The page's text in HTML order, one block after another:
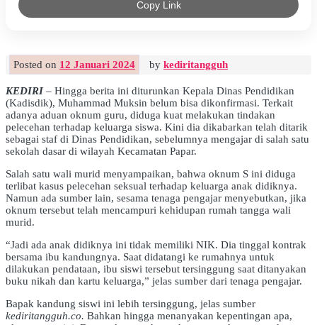
Copy Link
Posted on 12 Januari 2024 by kediritangguh
KEDIRI– Hingga berita ini diturunkan Kepala Dinas Pendidikan
(Kadisdik), Muhammad Muksin belum bisa dikonfirmasi. Terkait
adanya aduan oknum guru, diduga kuat melakukan tindakan
pelecehan terhadap keluarga siswa. Kini dia dikabarkan telah ditarik
sebagai staf di Dinas Pendidikan, sebelumnya mengajar di salah satu
sekolah dasar di wilayah Kecamatan Papar.
Salah satu wali murid menyampaikan, bahwa oknum S ini diduga
terlibat kasus pelecehan seksual terhadap keluarga anak didiknya.
Namun ada sumber lain, sesama tenaga pengajar menyebutkan, jika
oknum tersebut telah mencampuri kehidupan rumah tangga wali
murid.
“Jadi ada anak didiknya ini tidak memiliki NIK. Dia tinggal kontrak
bersama ibu kandungnya. Saat didatangi ke rumahnya untuk
dilakukan pendataan, ibu siswi tersebut tersinggung saat ditanyakan
buku nikah dan kartu keluarga,” jelas sumber dari tenaga pengajar.
Bapak kandung siswi ini lebih tersinggung, jelas sumber
kediritangguh.co. Bahkan hingga menanyakan kepentingan apa,